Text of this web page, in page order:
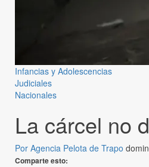
Infancias y Adolescencias
Judiciales
Nacionales
La cárcel no
Por Agencia Pelota de Trapo
Comparte esto: